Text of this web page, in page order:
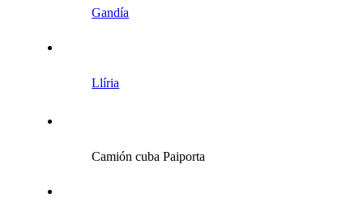
Gandía
Llíria
Camión cuba Paiporta